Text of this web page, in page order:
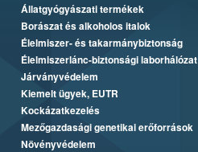
Állatgyógyászati termékek
Borászat és alkoholos italok
Élelmiszer- és takarmánybiztonság
Élelmiszerlánc-biztonsági laborhálózat
Járványvédelem
Kiemelt ügyek, EUTR
Kockázatkezelés
Mezőgazdasági genetikai erőforrások
Növényvédelem